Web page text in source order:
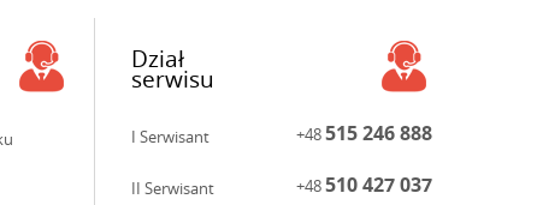
Dział
serwisu
I Serwisant +48515 246 888
II Serwisant +48510 427 037